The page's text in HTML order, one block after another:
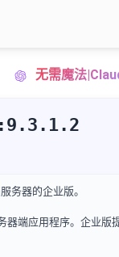
无需魔法
务器的企业版。
端应用程序。企业版